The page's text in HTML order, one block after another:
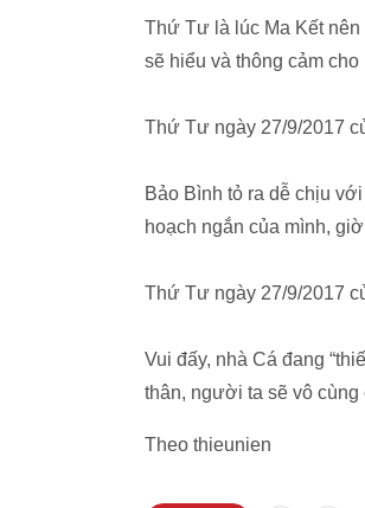
Thứ Tư là lúc Ma Kết nên
sẽ hiểu và thông cảm
Thứ Tư ngày 27/9/2017
Bảo Bình tỏ ra dễ chịu
hoạch ngắn của mình,
Thứ Tư ngày 27/9/2017
Vui đấy, nhà Cá đang
thân, người ta sẽ vô
Theo thieunien